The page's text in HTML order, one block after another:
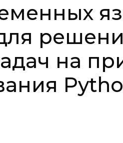
на